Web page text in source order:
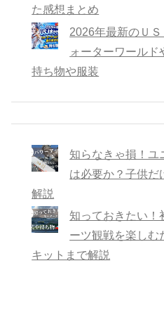
た感想まとめ
2026年最新のＵ
ォーターワールド
持ち物や服装
知らなきゃ損！ユ
は必要か？子供だ
解説
知っておきたい！
ーツ観戦を楽しむ
キットまで解説